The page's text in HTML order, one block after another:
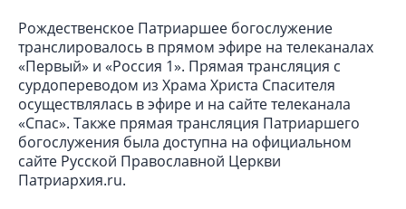
Рождественское Патриаршее богослужение
транслировалось в прямом эфире на телеканалах
«Первый» и «Россия 1». Прямая трансляция с
сурдопереводом из Храма Христа Спасителя
осуществлялась в эфире и на сайте телеканала
«Спас». Также прямая трансляция Патриаршего
богослужения была доступна на официальном
сайте Русской Православной Церкви
Патриархия.ru.